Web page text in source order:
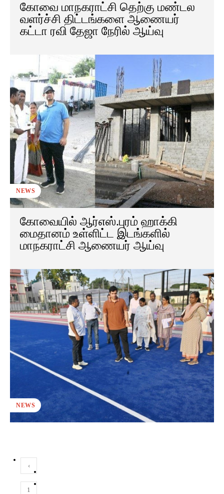
கோவை மாநகராட்சி தெற்கு மண்டல
வளர்ச்சி திட்டங்களை ஆணையர்
கட்டா ரவி தேஜா நேரில் ஆய்வு
NEWS
கோவையில் ஆர்எஸ்.புரம் ஹாக்கி
மைதானம் உள்ளிட்ட இடங்களில்
மாநகராட்சி ஆணையர் ஆய்வு
NEWS
‹
1